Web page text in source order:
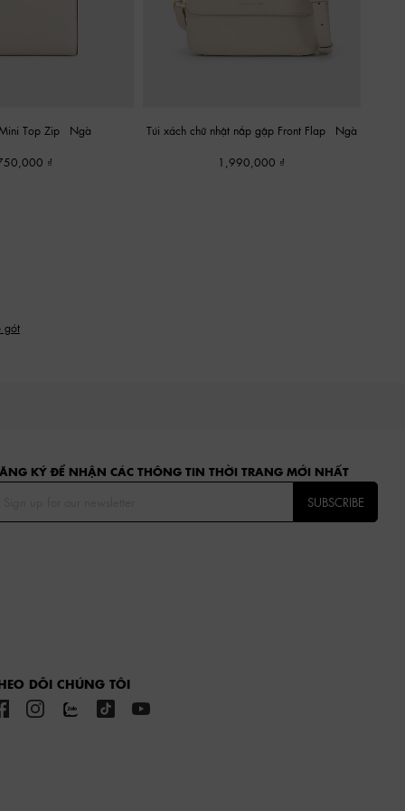
Top Zip
Ngà
Túi xách chữ nhật nắp gập Front Flap
Ngà
1,990,000
gót
KÝ ĐỂ NHẬN CÁC THÔNG TIN THỜI TRANG MỚI NHẤT
SUBSCRIBE
DÕI CHÚNG TÔI